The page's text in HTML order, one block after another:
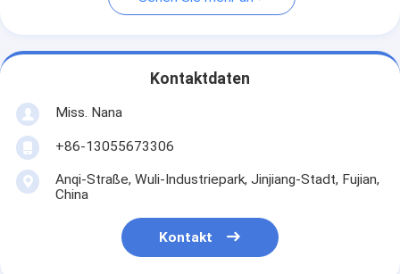
Kontaktdaten
Miss. Nana
+86-13055673306
Anqi-Straße, Wuli-Industriepark, Jinjiang-Stadt, Fujian,
China
Kontakt